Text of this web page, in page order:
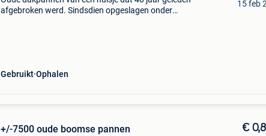
afgebroken werd. Sindsdien opgeslagen onder
Gebruikt Ophalen
15 feb
+/-7500 oude boomse pannen €